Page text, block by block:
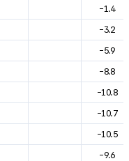
-1.4
-3.2
-5.9
-8.8
-10.8
-10.7
-10.5
-9.6